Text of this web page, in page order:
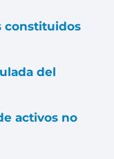
constituidos
del
activos no